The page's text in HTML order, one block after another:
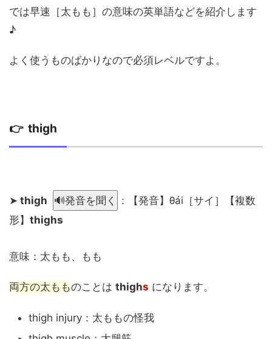
では早速［太もも］の意味の英単語などを紹介します
♪
よく使うものばかりなので必須レベルですよ。
👉 thigh
➤ thigh 🔊発音を聞く
：【発音】θái［サイ］【複数
形】 thighs
意味：太もも、もも
両方の太もものことは thighs になります。
thigh injury：太ももの怪我